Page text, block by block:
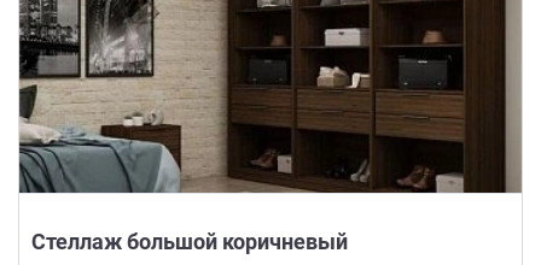
Стеллаж большой коричневый